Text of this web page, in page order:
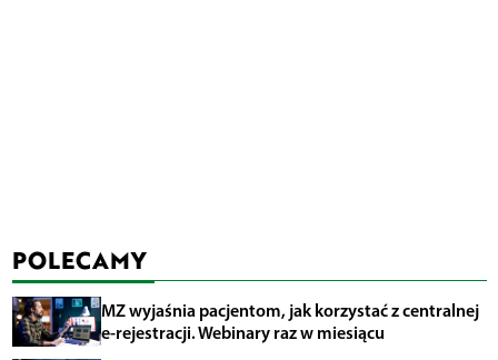
POLECAMY
MZ wyjaśnia pacjentom, jak korzystać z centralnej
e-rejestracji. Webinary raz w miesiącu